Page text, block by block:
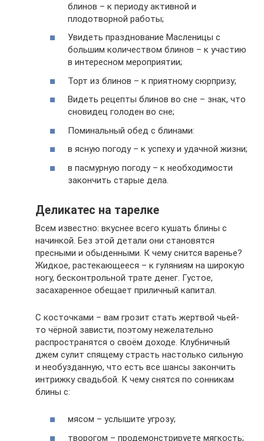
блинов – к периоду активной и
плодотворной работы;
Увидеть празднование Масленицы с
большим количеством блинов – к участию
в интересном мероприятии;
Торт из блинов – к приятному сюрпризу;
Видеть рецепты блинов во сне – знак, что
сновидец голоден во сне;
Поминальный обед с блинами:
в ясную погоду – к успеху и удачной жизни;
в пасмурную погоду – к необходимости
закончить старые дела.
Деликатес на тарелке
Всем известно: вкуснее всего кушать блины с
начинкой. Без этой детали они становятся
пресными и обыденными. К чему снится варенье?
Жидкое, растекающееся – к гуляниям на широкую
ногу, бесконтрольной трате денег. Густое,
засахаренное обещает приличный капитал.
С косточками – вам грозит стать жертвой чьей-
то чёрной зависти, поэтому нежелательно
распространятся о своём доходе. Клубничный
джем сулит спящему страсть настолько сильную
и необузданную, что есть все шансы закончить
интрижку свадьбой. К чему снятся по сонникам
блины с:
мясом – услышите угрозу;
творогом – продемонстрируете мягкость;